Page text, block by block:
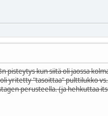
pisteytys kun siitä oli jaossa
yritetty "tasoittaa" pulttilukko
perusteella. (ja hehkuttaa